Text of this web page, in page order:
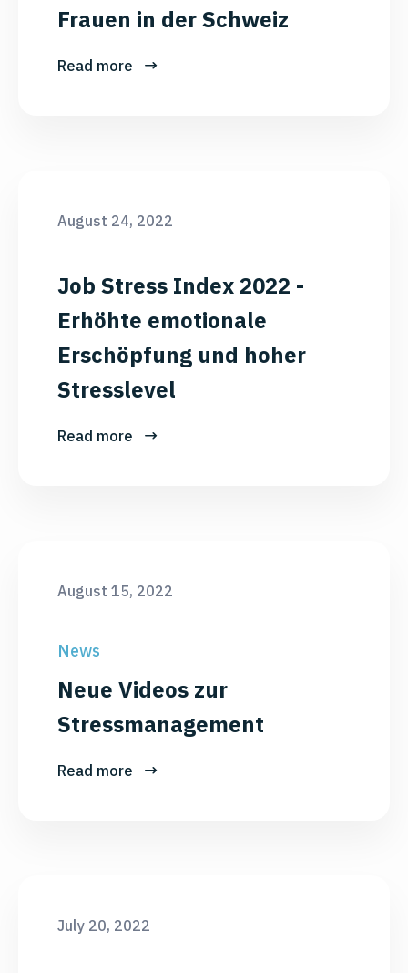
Frauen in der Schweiz
Read more
August 24, 2022
Job Stress Index 2022 -
Erhöhte emotionale
Erschöpfung und hoher
Stresslevel
Read more
August 15, 2022
News
Neue Videos zur
Stressmanagement
Read more
July 20, 2022